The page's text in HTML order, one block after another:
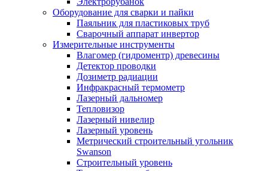
Оборудование для сварки и пайки
Паяльник для пластиковых труб
Сварочный аппарат инвертор
Измерительные инструменты
Влагомер (гидроментр) древесины
Детектор проводки
Дозиметр радиации
Инфракрасный термометр
Лазерный дальномер
Тепловизор
Лазерный нивелир
Лазерный уровень
Метрический строительный угольник
Swanson
Строительный уровень